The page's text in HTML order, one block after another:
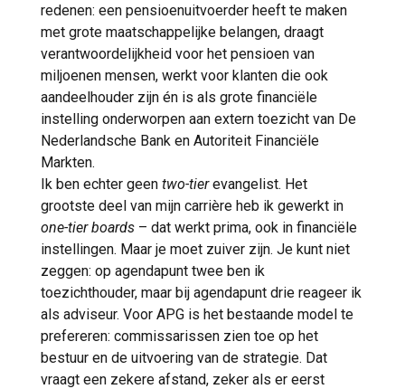
redenen: een pensioenuitvoerder heeft te maken
met grote maatschappelijke belangen, draagt
verantwoordelijkheid voor het pensioen van
miljoenen mensen, werkt voor klanten die ook
aandeelhouder zijn én is als grote financiële
instelling onderworpen aan extern toezicht van De
Nederlandsche Bank en Autoriteit Financiële
Markten.
Ik ben echter geen two-tierevangelist. Het
grootste deel van mijn carrière heb ik gewerkt in
one-tier boards – dat werkt prima, ook in financiële
instellingen. Maar je moet zuiver zijn. Je kunt niet
zeggen: op agendapunt twee ben ik
toezichthouder, maar bij agendapunt drie reageer ik
als adviseur. Voor APG is het bestaande model te
prefereren: commissarissen zien toe op het
bestuur en de uitvoering van de strategie. Dat
vraagt een zekere afstand, zeker als er eerst